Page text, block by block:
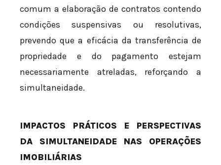
comum a elaboração de contratos contendo
condições suspensivas ou resolutivas,
prevendo que a eficácia da transferência de
propriedade e do pagamento estejam
necessariamente atreladas, reforçando a
simultaneidade.
IMPACTOS PRÁTICOS E PERSPECTIVAS
DA SIMULTANEIDADE NAS OPERAÇÕES
IMOBILIÁRIAS